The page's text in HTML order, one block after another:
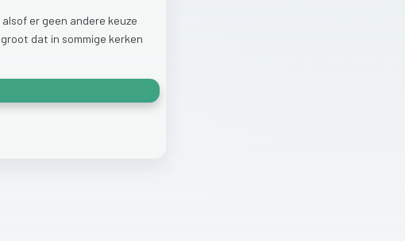
alsof er geen andere keuze
groot dat in sommige kerken